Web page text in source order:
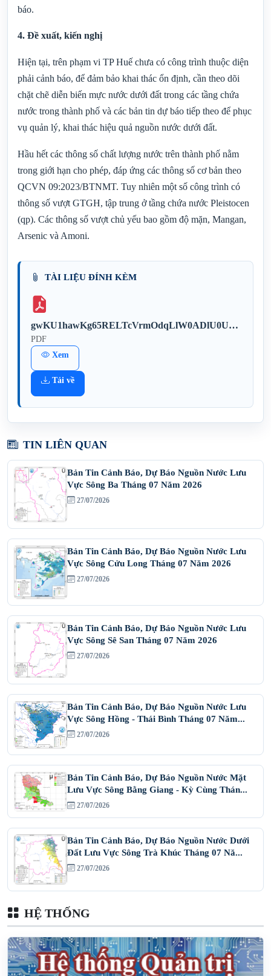
báo.
4. Đề xuất, kiến nghị
Hiện tại, trên phạm vi TP Huế chưa có công trình thuộc diện
phải cảnh báo, để đảm bảo khai thác ổn định, cần theo dõi
chặt chẽ diễn biến mực nước dưới đất trong các tầng chứa
nước trong thành phố và các bản tin dự báo tiếp theo để phục
vụ quản lý, khai thác hiệu quả nguồn nước dưới đất.
Hầu hết các thông số chất lượng nước trên thành phố nằm
trong giới hạn cho phép, đáp ứng các thông số cơ bản theo
QCVN 09:2023/BTNMT. Tuy nhiên một số công trình có
thông số vượt GTGH, tập trung ở tầng chứa nước Pleistocen
(qp). Các thông số vượt chủ yếu bao gồm độ mặn, Mangan,
Arsenic và Amoni.
TÀI LIỆU ĐÍNH KÈM
gwKU1hawKg65RELTcVrmOdqLlW0ADlU0UQ8Q4Ajr.pdf
PDF
Xem
Tải về
TIN LIÊN QUAN
Bản Tin Cảnh Báo, Dự Báo Nguồn Nước Lưu
Vực Sông Ba Tháng 07 Năm 2026
27/07/2026
Bản Tin Cảnh Báo, Dự Báo Nguồn Nước Lưu
Vực Sông Cửu Long Tháng 07 Năm 2026
27/07/2026
Bản Tin Cảnh Báo, Dự Báo Nguồn Nước Lưu
Vực Sông Sê San Tháng 07 Năm 2026
27/07/2026
Bản Tin Cảnh Báo, Dự Báo Nguồn Nước Lưu
Vực Sông Hồng - Thái Bình Tháng 07 Năm...
27/07/2026
Bản Tin Cảnh Báo, Dự Báo Nguồn Nước Mặt
Lưu Vực Sông Bằng Giang - Kỳ Cùng Thán...
27/07/2026
Bản Tin Cảnh Báo, Dự Báo Nguồn Nước Dưới
Đất Lưu Vực Sông Trà Khúc Tháng 07 Nă...
27/07/2026
HỆ THỐNG